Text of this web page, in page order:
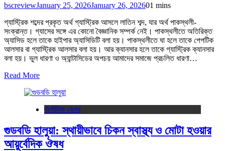
bscreviewJanuary 25, 2026January 26, 202601 mins
গ্যাস্ট্রিক শব্দের প্রকৃত অর্থ গ্যাস্ট্রিক আসলে লাতিন শব্দ, যার অর্থ পাকস্থলী-
সংক্রান্ত। গ্যাসের সঙ্গে এর কোনো বৈজ্ঞানিক সম্পর্ক নেই। পাকস্থলীতে অতিরিক্ত
অ্যাসিড হলে তাকে হাইপার অ্যাসিডিটি বলা হয়। পাকস্থলীতে ঘা হলে তাকে পেপটিক
আলসার বা গ্যাস্ট্রিক আলসার বলা হয়। আর ক্যানসার হলে তাকে গ্যাস্ট্রিক ক্যানসার
বলা হয়। ভুল ধারণা ও অ্যান্টাসিডের অপচয় আমাদের সমাজে প্রচলিত ধারণা…
Read More
অর্গানিক হেলথ
গুডবডি হালুয়া: স্থায়ীভাবে চিকন স্বাস্থ্য ও মোটা হওয়ার
আয়ুর্বেদিক ঔষধ